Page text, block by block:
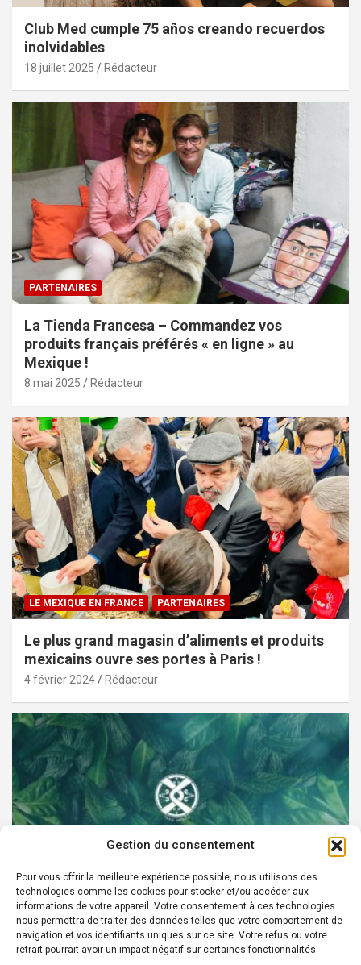
Gestion du consentement
Pour vous offrir la meilleure expérience possible, nous utilisons des
technologies comme les cookies pour stocker et/ou accéder aux
informations de votre appareil. Votre consentement à ces technologies
nous permettra de traiter des données telles que votre comportement de
navigation et vos identifiants uniques sur ce site. Votre refus ou votre
retrait pourrait avoir un impact négatif sur certaines fonctionnalités.
Club Med cumple 75 años creando recuerdos
inolvidables
18 juillet 2025 Rédacteur
PARTENAIRES
La Tienda Francesa – Commandez vos
produits français préférés « en ligne » au
Mexique !
8 mai 2025 Rédacteur
LE MEXIQUE EN FRANCE PARTENAIRES
Le plus grand magasin d’aliments et produits
mexicains ouvre ses portes à Paris !
4 février 2024 Rédacteur
PARTENAIRES
Devenez Ambassadeur XOCHI BOTANICALS –
« El espíritu francés con corazón de México! »